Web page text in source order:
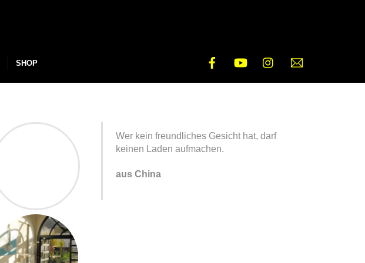
SHOP
Wer kein freundliches Gesicht hat, darf
keinen Laden aufmachen.
aus China